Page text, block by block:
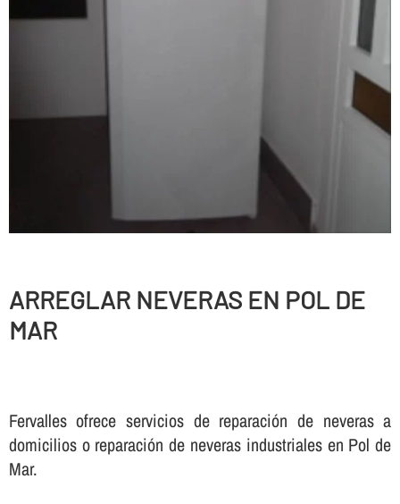
ARREGLAR NEVERAS EN POL DE
MAR
Fervalles ofrece servicios de reparación de neveras a
domicilios o reparación de neveras industriales en Pol de
Mar.